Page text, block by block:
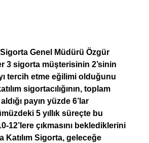
Sigorta Genel Müdürü Özgür
3 sigorta müşterisinin 2’sinin
tercih etme eğilimi olduğunu
sigortacılığının, toplam
payın yüzde 6’lar
5 yıllık süreçte bu
12’lere çıkmasını beklediklerini
Katılım Sigorta, geleceğe